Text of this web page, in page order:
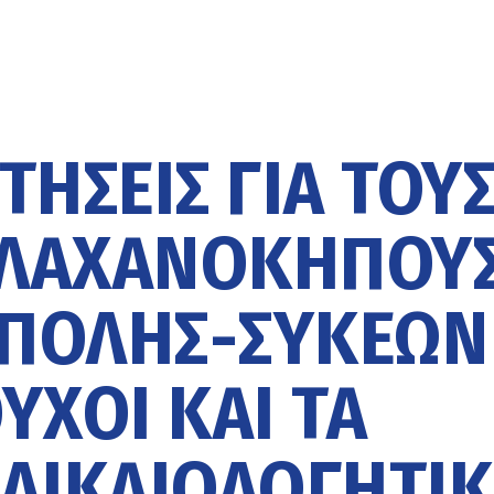
ΓΙΑ
ΚΑΙ ΤΑ